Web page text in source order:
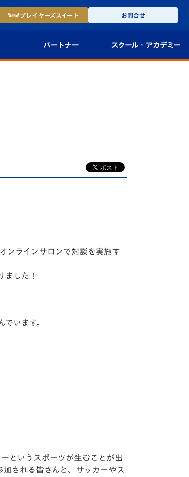
プレイヤーズスイート お問合せ
パートナー スクール・ アカデミー
スクール
ンラインサロンで対談を実施す
ました！
います。
というスポーツが生むことが出
される皆さんと、サッカーやス